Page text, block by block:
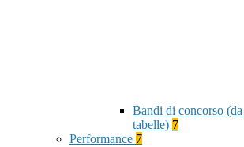
Bandi di concorso
tabelle) 7
Performance 7